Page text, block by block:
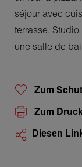
séjour avec
terrasse.
une salle de
Zum
Zum
Diesen